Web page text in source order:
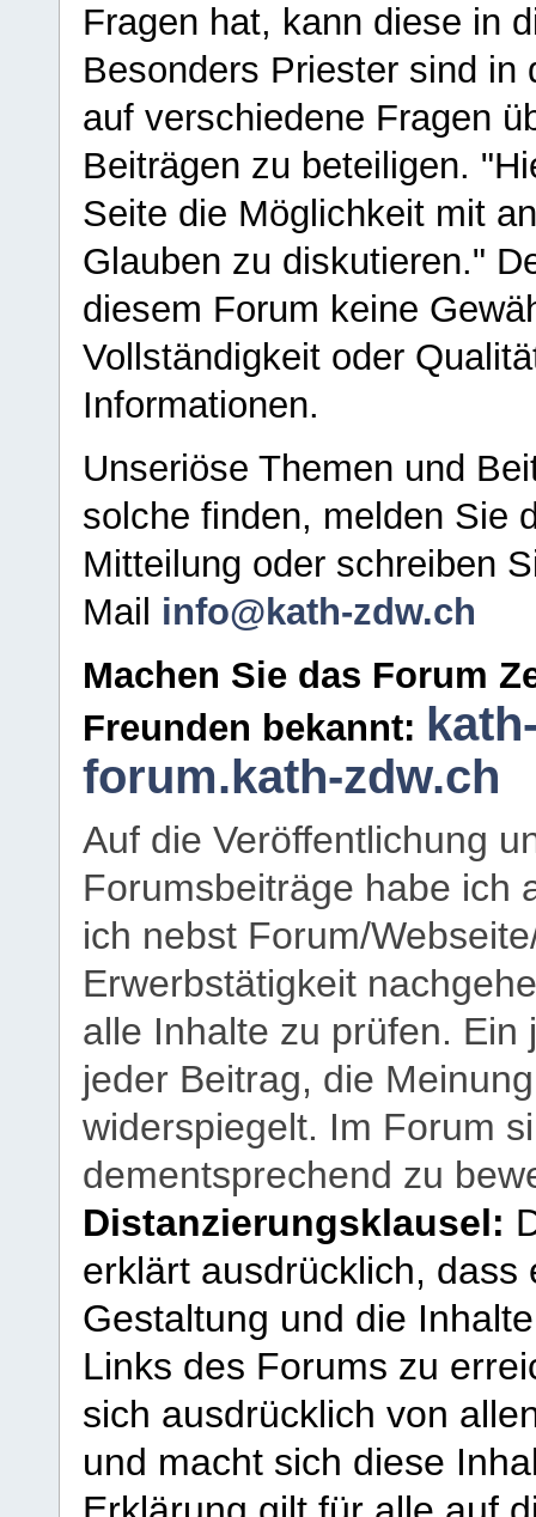
Fragen hat, kann diese in
Besonders Priester sind in
auf verschiedene Fragen
Beiträgen zu beteiligen.
Seite die Möglichkeit mit
Glauben zu diskutieren."
diesem Forum keine
Vollständigkeit oder
Informationen.
Unseriöse Themen und
solche finden, melden Sie
Mitteilung oder schreiben
Mail info@kath-zdw.ch
Machen Sie das Forum
Freunden bekannt:
forum.kath-zdw.ch
Auf die Veröffentlichung
Forumsbeiträge habe ich
ich nebst Forum/
Erwerbstätigkeit
alle Inhalte zu prüfen.
jeder Beitrag, die
widerspiegelt. Im Forum
dementsprechend zu
Distanzierungsklausel:
erklärt ausdrücklich,
Gestaltung und die
Links des Forums zu
sich ausdrücklich von
und macht sich diese